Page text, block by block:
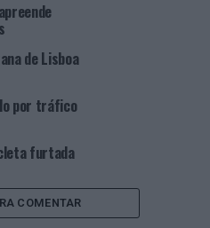
qualquer outra infração
e dá Prémios
de Lisboa
por tráfico
furtada
COMENTAR